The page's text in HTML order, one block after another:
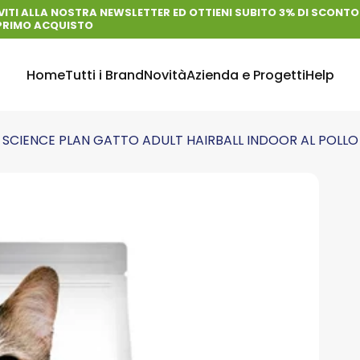
ALLA NOSTRA NEWSLETTER ED OTTIENI SUBITO 3% DI SCONTO
ACQUISTO
HomeTutti i BrandNovitàAzienda e ProgettiHelp
SCIENCE PLAN GATTO ADULT HAIRBALL INDOOR AL POLLO